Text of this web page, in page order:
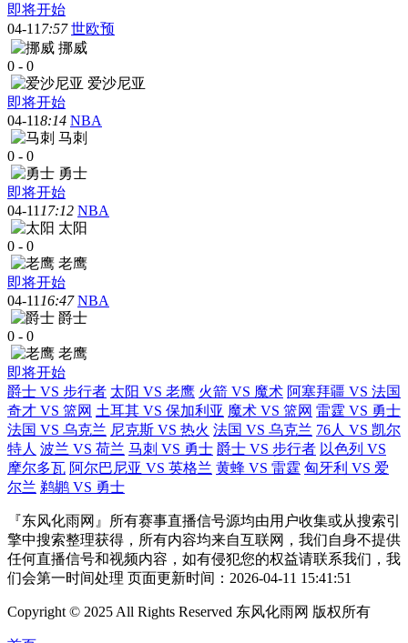
即将开始
04-11 7:57 世欧预
挪威
0 - 0
爱沙尼亚
即将开始
04-118:14 NBA
马刺
0 - 0
勇士
即将开始
04-11 17:12 NBA
太阳
0 - 0
老鹰
即将开始
04-11 16:47 NBA
爵士
0 - 0
老鹰
即将开始
爵士 VS 步行者 太阳 VS 老鹰 火箭 VS 魔术 阿塞拜疆 VS 法国
奇才 VS 篮网 土耳其 VS 保加利亚 魔术 VS 篮网 雷霆 VS 勇士
法国 VS 乌克兰 尼克斯 VS 热火 法国 VS 乌克兰 76人 VS 凯尔
特人 波兰 VS 荷兰 马刺 VS 勇士 爵士 VS 步行者 以色列 VS
摩尔多瓦 阿尔巴尼亚 VS 英格兰 黄蜂 VS 雷霆 匈牙利 VS 爱
尔兰 鹈鹕 VS 勇士
『东风化雨网』所有赛事直播信号源均由用户收集或从搜索引
擎中搜索整理获得，所有内容均来自互联网，我们自身不提供
任何直播信号和视频内容，如有侵犯您的权益请联系我们，我
们会第一时间处理 页面更新时间：2026-04-11 15:41:51
Copyright © 2025 All Rights Reserved 东风化雨网 版权所有